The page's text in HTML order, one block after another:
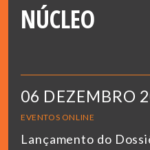
NÚCLEO
06 DEZEMBRO
EVENTOS ONLINE
Lançamento do